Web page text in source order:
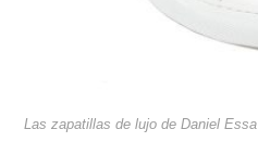
Las zapatillas de lujo de Daniel Essa